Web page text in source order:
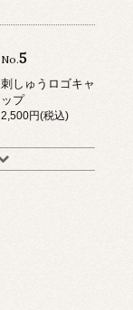
No.5
刺しゅうロゴキャ
ップ
2,500円(税込)